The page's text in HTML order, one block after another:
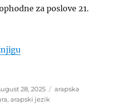
za poslove 21.
28, 2025 Categories
arapska
,arapski jezik